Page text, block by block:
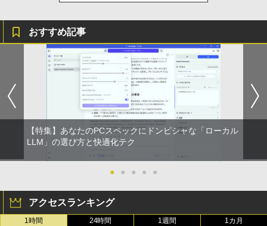
おすすめ記事
【特集】あなたのPCスペックにドンピシャな「ローカル
LLM」の選び方と快適化テク
● ● ● ● ●
アクセスランキング
1時間 24時間 1週間 1カ月